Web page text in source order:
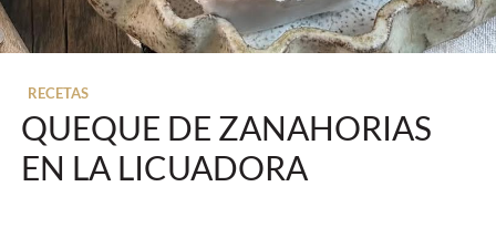
RECETAS
QUEQUE DE ZANAHORIAS
EN LA LICUADORA